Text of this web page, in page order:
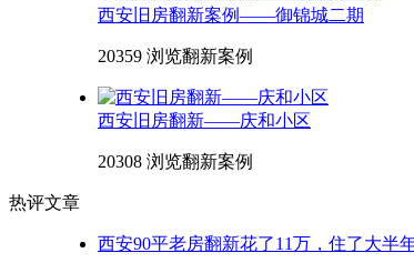
西安旧房翻新案例——御锦城二期
20359 浏览翻新案例
西安旧房翻新——庆和小区
20308 浏览翻新案例
热评文章
西安90平老房翻新花了11万，住了大半